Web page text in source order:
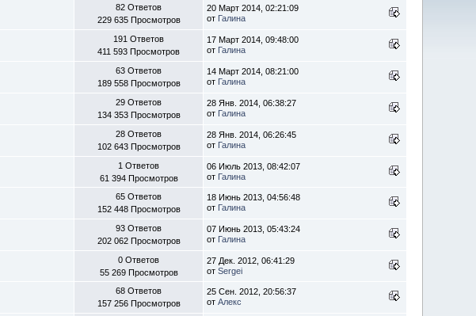
82 Ответов
229 635 Просмотров
20 Март 2014, 02:21:09
от Галина
191 Ответов
411 593 Просмотров
17 Март 2014, 09:48:00
от Галина
63 Ответов
189 558 Просмотров
14 Март 2014, 08:21:00
от Галина
29 Ответов
134 353 Просмотров
28 Янв. 2014, 06:38:27
от Галина
28 Ответов
102 643 Просмотров
28 Янв. 2014, 06:26:45
от Галина
1 Ответов
61 394 Просмотров
06 Июль 2013, 08:42:07
от Галина
65 Ответов
152 448 Просмотров
18 Июнь 2013, 04:56:48
от Галина
93 Ответов
202 062 Просмотров
07 Июнь 2013, 05:43:24
от Галина
0 Ответов
55 269 Просмотров
27 Дек. 2012, 06:41:29
отSergei
68 Ответов
157 256 Просмотров
25 Сен. 2012, 20:56:37
отАлекс